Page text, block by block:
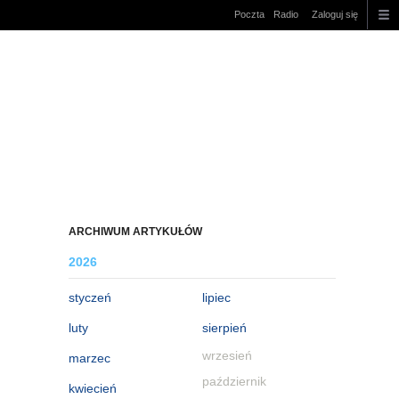
Poczta Radio Zaloguj się
ARCHIWUM ARTYKUŁÓW
2026
styczeń
luty
marzec
kwiecień
lipiec
sierpień
wrzesień
październik